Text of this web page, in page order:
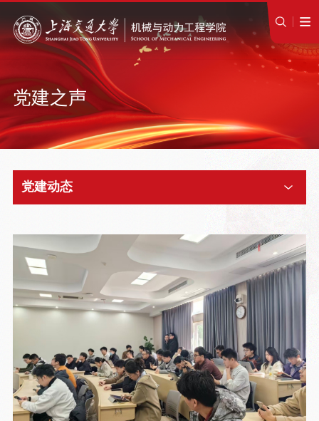
党建之声
党建动态